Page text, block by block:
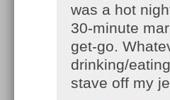
was a hot
30-minute
get-go.
drinking/
stave off my